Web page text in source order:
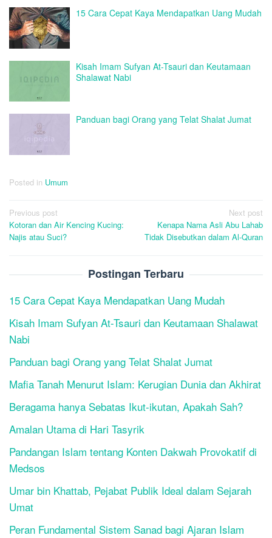
15 Cara Cepat Kaya Mendapatkan Uang Mudah
Kisah Imam Sufyan At-Tsauri dan Keutamaan
Shalawat Nabi
Panduan bagi Orang yang Telat Shalat Jumat
Posted in Umum
Post
navigation
Previous post
Kotoran dan Air Kencing Kucing:
Najis atau Suci?
Next post
Kenapa Nama Asli Abu Lahab
Tidak Disebutkan dalam Al-Quran
Postingan Terbaru
15 Cara Cepat Kaya Mendapatkan Uang Mudah
Kisah Imam Sufyan At-Tsauri dan Keutamaan Shalawat
Nabi
Panduan bagi Orang yang Telat Shalat Jumat
Mafia Tanah Menurut Islam: Kerugian Dunia dan Akhirat
Beragama hanya Sebatas Ikut-ikutan, Apakah Sah?
Amalan Utama di Hari Tasyrik
Pandangan Islam tentang Konten Dakwah Provokatif di
Medsos
Umar bin Khattab, Pejabat Publik Ideal dalam Sejarah
Umat
Peran Fundamental Sistem Sanad bagi Ajaran Islam